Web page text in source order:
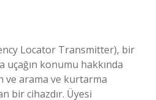
Locator Transmitter), bir
uçağın konumu hakkında
ve arama ve kurtarma
bir cihazdır. Üyesi